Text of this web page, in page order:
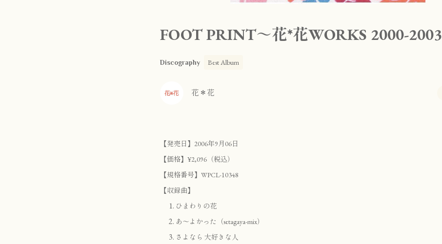
FOOT PRINT～花*花WORKS 2000-2003
Discography Best Album
花＊花
【発売日】2006年9月06日
【価格】¥2,096（税込）
【規格番号】WPCL-10348
【収録曲】
ひまわりの花
あ～よかった（setagaya-mix）
さよなら 大好きな人